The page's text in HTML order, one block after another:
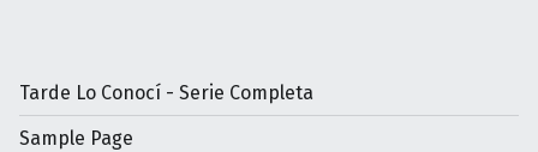
Tarde Lo Conocí - Serie Completa
Sample Page